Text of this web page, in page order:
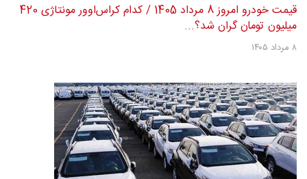
قیمت خودرو امروز 8 مرداد 1405 / کدام کراس‌اوور مونتاژی 420
میلیون تومان گران شد؟...
۸ مرداد ۱۴۰۵